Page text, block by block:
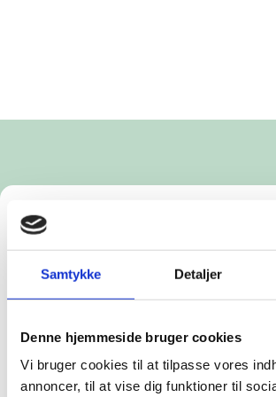
Samtykke Detaljer
Denne hjemmeside bruger cookies
Vi bruger cookies til at tilpasse vores
annoncer, til at vise dig funktioner til
Brobyggeren uden ansigt –
kvindes kamp for
splittelsens USA
turde ikke at have sit ansigt på
meget stærk oplevelse.